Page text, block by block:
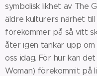
symbolisk likhet av The
äldre kulturers närhet
förekommer på så vitt
åter igen tankar upp
oss idag. För hur kan
Woman) förekommit på